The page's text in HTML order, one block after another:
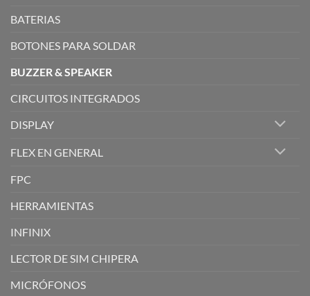
BATERIAS
BOTONES PARA SOLDAR
BUZZER & SPEAKER
CIRCUITOS INTEGRADOS
DISPLAY
FLEX EN GENERAL
FPC
HERRAMIENTAS
INFINIX
LECTOR DE SIM CHIPERA
MICRÓFONOS